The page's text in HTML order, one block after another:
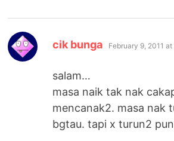
cik bunga says:
February 9, 2011 at
salam…
masa naik tak nak
mencanak2. masa nak
bgtau. tapi x turun2